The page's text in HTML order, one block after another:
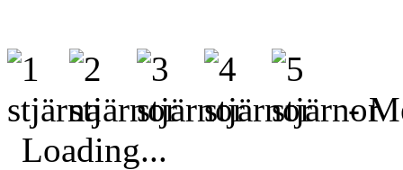
-
Loading...